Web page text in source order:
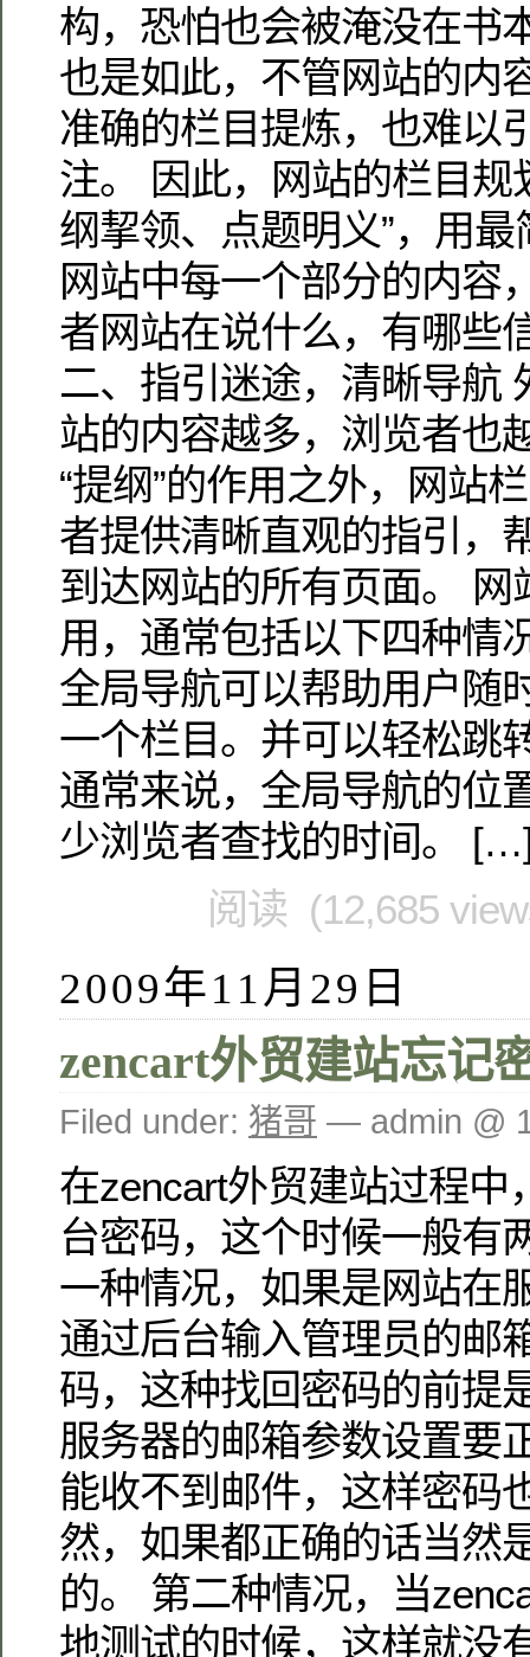
构，恐怕也会被淹没在书
也是如此，不管网站的内
准确的栏目提炼，也难以
注。 因此，网站的栏目规
纲挈领、点题明义”，用
网站中每一个部分的内容
者网站在说什么，有哪些
二、指引迷途，清晰导航
站的内容越多，浏览者也
“提纲”的作用之外，网站
者提供清晰直观的指引，
到达网站的所有页面。 网
用，通常包括以下四种情
全局导航可以帮助用户随
一个栏目。并可以轻松跳
通常来说，全局导航的位
少浏览者查找的时间。
阅读 (12,685
2009年11月29日
zencart外贸建站忘记
Filed under: 猪哥 — admin @
在zencart外贸建站过程中
台密码，这个时候一般有
一种情况，如果是网站在
通过后台输入管理员的邮
码，这种找回密码的前提
服务器的邮箱参数设置要
能收不到邮件，这样密码
然，如果都正确的话当然
的。 第二种情况，当
地测试的时候，这样就没